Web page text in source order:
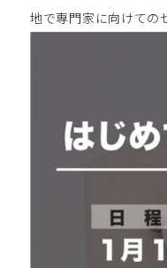
地で専門家に向けての